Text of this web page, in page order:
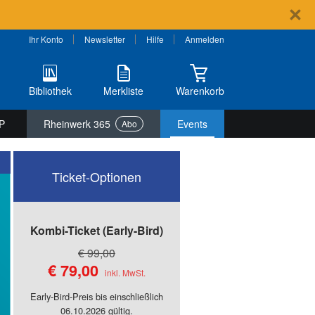
Ihr Konto Newsletter Hilfe Anmelden
Bibliothek Merkliste Warenkorb
Rheinwerk 365 Abo Events
Ticket-Optionen
Kombi-Ticket
€ 99,00
€ 79,00
Early-Bird-Preis bis einschließlich
06.10.2026 gültig.